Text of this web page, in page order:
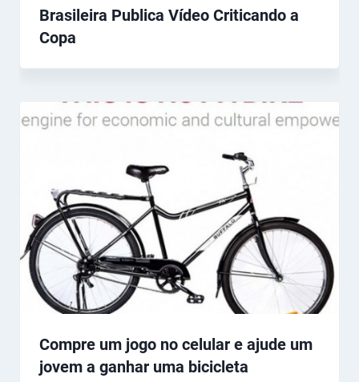
Brasileira Publica Vídeo Criticando a
Copa
Compre um jogo no celular e ajude um
jovem a ganhar uma bicicleta